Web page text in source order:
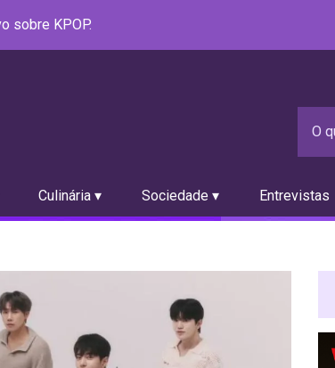
sobre KPOP.
Culinária ▾ Sociedade ▾ Entrevistas